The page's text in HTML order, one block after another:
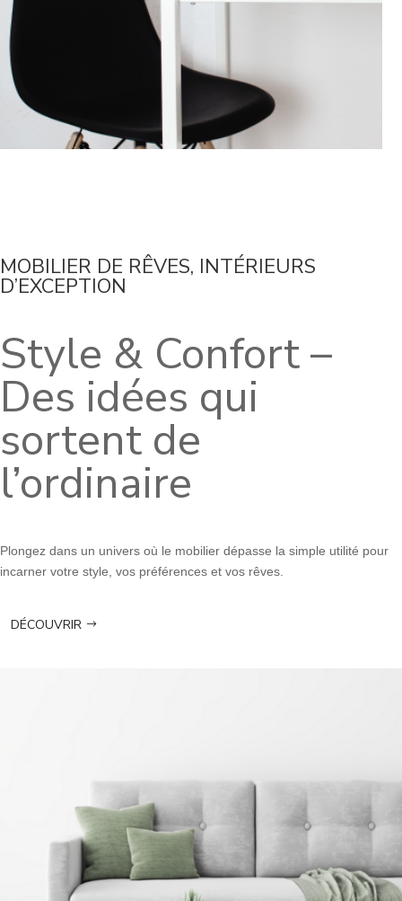
MOBILIER DE RÊVES, INTÉRIEURS
D’EXCEPTION
Style & Confort –
Des idées qui
sortent de
l’ordinaire
Plongez dans un univers où le mobilier dépasse la simple utilité pour
incarner votre style, vos préférences et vos rêves.
DÉCOUVRIR